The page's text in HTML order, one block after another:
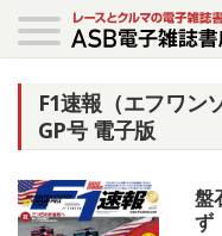
F1速報（エフワン
GP号 電子版
盤
ず